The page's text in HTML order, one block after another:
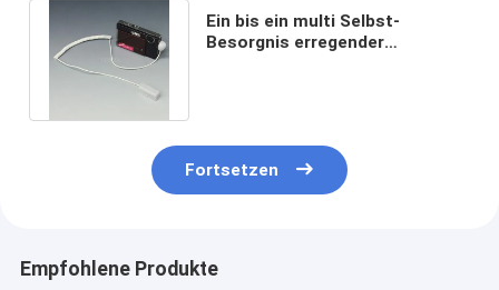
Ein bis ein multi Selbst-
Besorgnis erregender
Fortsetzen
Empfohlene Produkte